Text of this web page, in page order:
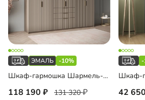
-10%
Шкаф-гармошка Шармель-4 Лайф Эмаль
118 190 131 320
-
42 650